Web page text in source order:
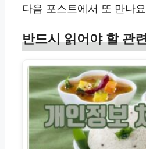
다음 포스트에서 또 만나
반드시 읽어야 할 관